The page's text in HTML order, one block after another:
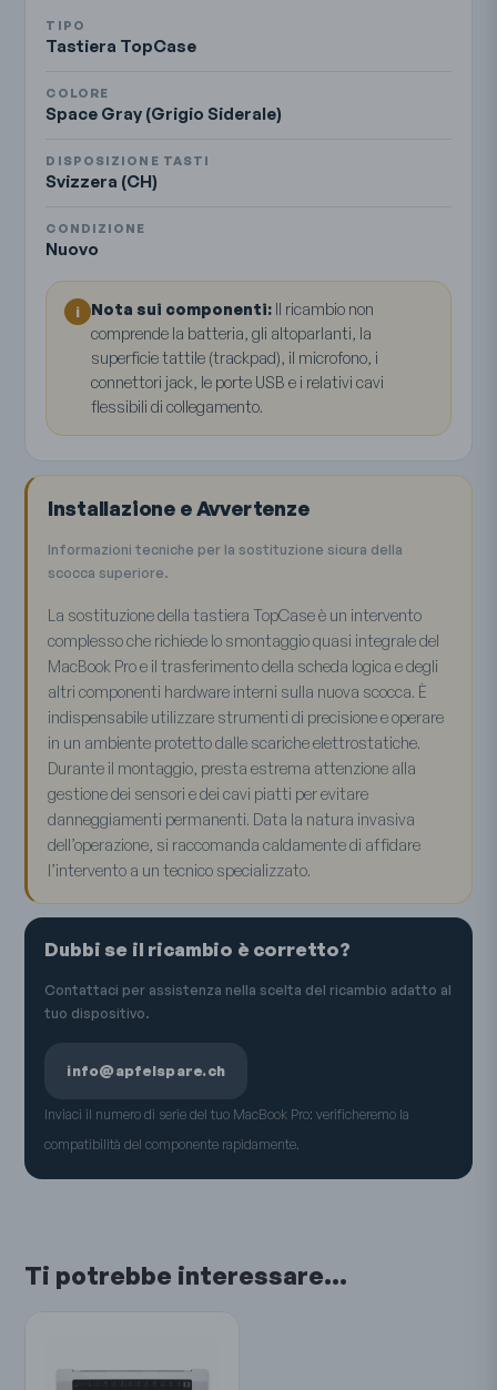
TIPO
Tastiera TopCase
COLORE
Space Gray (Grigio Siderale)
DISPOSIZIONE TASTI
Svizzera (CH)
CONDIZIONE
Nuovo
i Nota sui componenti: Il ricambio non
comprende la batteria, gli altoparlanti, la
superficie tattile (trackpad), il microfono, i
connettori jack, le porte USB e i relativi cavi
flessibili di collegamento.
Installazione e Avvertenze
Informazioni tecniche per la sostituzione sicura della
scocca superiore.
La sostituzione della tastiera TopCase è un intervento
complesso che richiede lo smontaggio quasi integrale del
MacBook Pro e il trasferimento della scheda logica e degli
altri componenti hardware interni sulla nuova scocca. È
indispensabile utilizzare strumenti di precisione e operare
in un ambiente protetto dalle scariche elettrostatiche.
Durante il montaggio, presta estrema attenzione alla
gestione dei sensori e dei cavi piatti per evitare
danneggiamenti permanenti. Data la natura invasiva
dell’operazione, si raccomanda caldamente di affidare
l’intervento a un tecnico specializzato.
Dubbi se il ricambio è corretto?
Contattaci per assistenza nella scelta del ricambio adatto al
tuo dispositivo.
info@apfelspare.ch
Inviaci il numero di serie del tuo MacBook Pro: verificheremo la
compatibilità del componente rapidamente.
Ti potrebbe interessare…